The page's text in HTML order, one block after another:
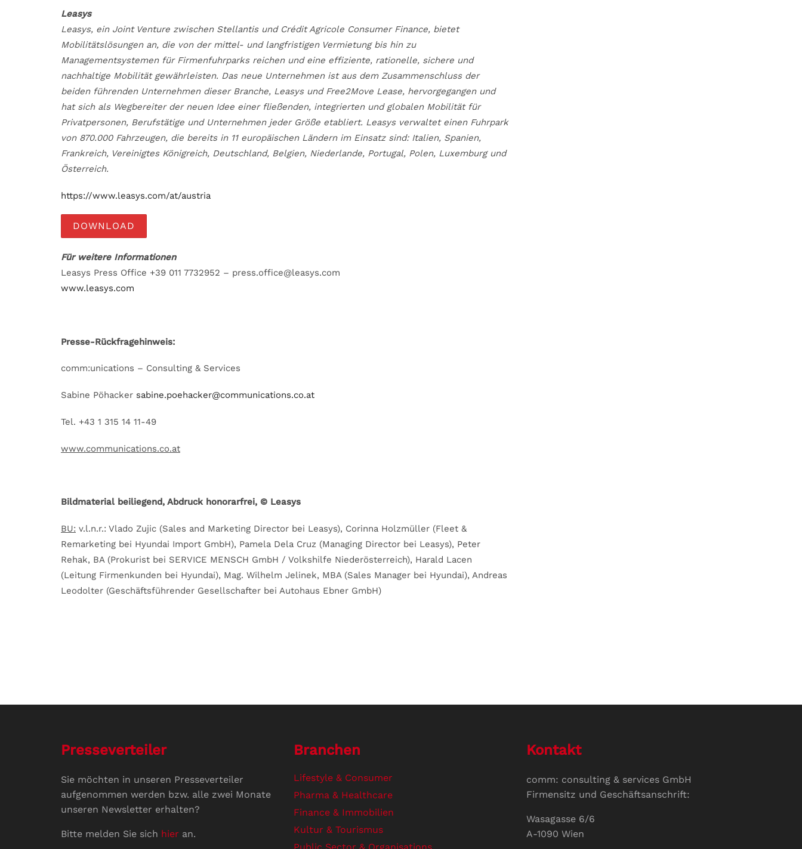
Leasys
Leasys, ein Joint Venture zwischen Stellantis und Crédit Agricole Consumer Finance, bietet
Mobilitätslösungen an, die von der mittel- und langfristigen Vermietung bis hin zu
Managementsystemen für Firmenfuhrparks reichen und eine effiziente, rationelle, sichere und
nachhaltige Mobilität gewährleisten. Das neue Unternehmen ist aus dem Zusammenschluss der
beiden führenden Unternehmen dieser Branche, Leasys und Free2Move Lease, hervorgegangen und
hat sich als Wegbereiter der neuen Idee einer fließenden, integrierten und globalen Mobilität für
Privatpersonen, Berufstätige und Unternehmen jeder Größe etabliert. Leasys verwaltet einen Fuhrpark
von 870.000 Fahrzeugen, die bereits in 11 europäischen Ländern im Einsatz sind: Italien, Spanien,
Frankreich, Vereinigtes Königreich, Deutschland, Belgien, Niederlande, Portugal, Polen, Luxemburg und
Österreich.
https://www.leasys.com/at/austria
DOWNLOAD
Für weitere Informationen
Leasys Press Office +39 011 7732952 – press.office@leasys.com
www.leasys.com
Presse-Rückfragehinweis:
comm:unications – Consulting & Services
Sabine Pöhacker sabine.poehacker@communications.co.at
Tel. +43 1 315 14 11-49
www.communications.co.at
Bildmaterial beiliegend, Abdruck honorarfrei, © Leasys
BU: v.l.n.r.: Vlado Zujic (Sales and Marketing Director bei Leasys), Corinna Holzmüller (Fleet &
Remarketing bei Hyundai Import GmbH), Pamela Dela Cruz (Managing Director bei Leasys), Peter
Rehak, BA (Prokurist bei SERVICE MENSCH GmbH / Volkshilfe Niederösterreich), Harald Lacen
(Leitung Firmenkunden bei Hyundai), Mag. Wilhelm Jelinek, MBA (Sales Manager bei Hyundai), Andreas
Leodolter (Geschäftsführender Gesellschafter bei Autohaus Ebner GmbH)
Presseverteiler
Sie möchten in unseren Presseverteiler
aufgenommen werden bzw. alle zwei Monate
unseren Newsletter erhalten?
Bitte melden Sie sich hier an.
Branchen
Lifestyle & Consumer
Pharma & Healthcare
Finance & Immobilien
Kultur & Tourismus
Kontakt
comm: consulting & services GmbH
Firmensitz und Geschäftsanschrift:
Wasagasse 6/6
A-1090 Wien